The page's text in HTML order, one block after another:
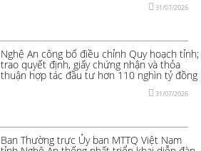
31/07/2026
Nghệ An công bố điều chỉnh Quy hoạch tỉnh;
trao quyết định, giấy chứng nhận và thỏa
thuận hợp tác đầu tư hơn 110 nghìn tỷ đồng
31/07/2026
Ban Thường trực Ủy ban MTTQ Việt Nam